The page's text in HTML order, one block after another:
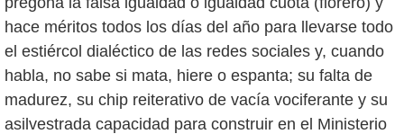
hace méritos todos los días del año para llevarse todo
el estiércol dialéctico de las redes sociales y, cuando
habla, no sabe si mata, hiere o espanta; su falta de
madurez, su chip reiterativo de vacía vociferante y su
asilvestrada capacidad para construir en el Ministerio